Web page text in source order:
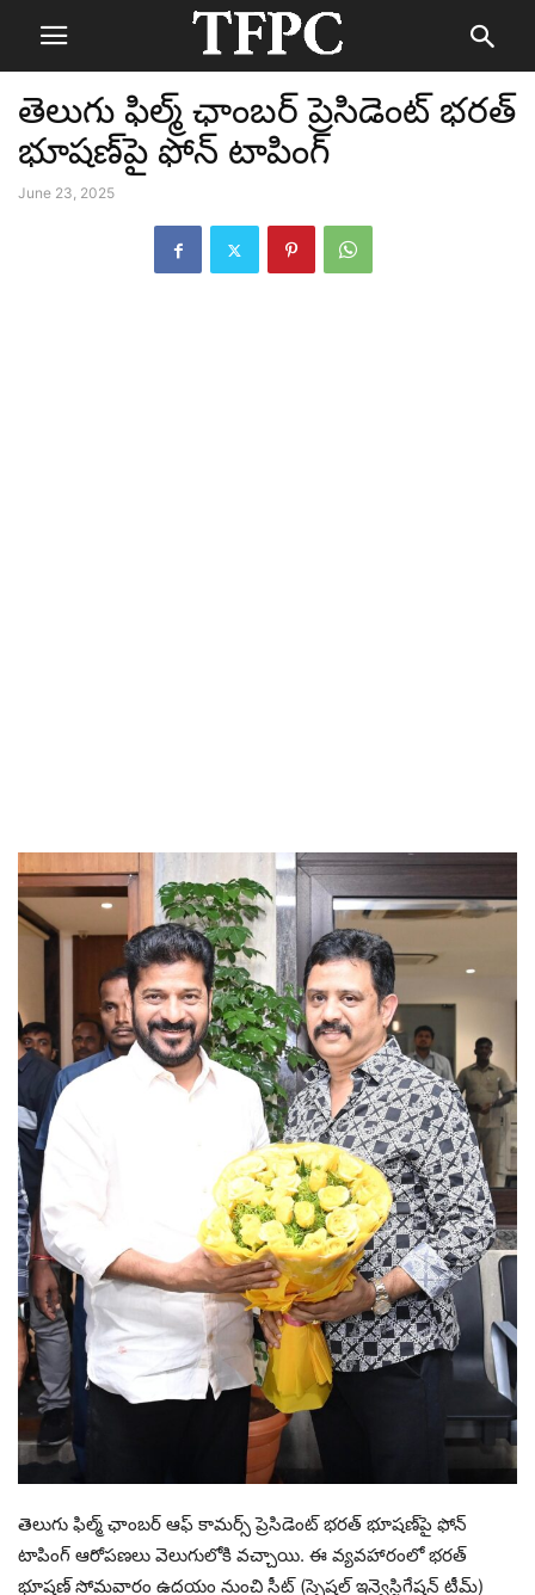
తెలుగు ఫిల్మ్ ఛాంబర్ ప్రెసిడెంట్ భరత్
భూషణ్‌పై ఫోన్ టాపింగ్
June 23, 2025
తెలుగు ఫిల్మ్ ఛాంబర్ ఆఫ్ కామర్స్ ప్రెసిడెంట్ భరత్ భూషణ్‌పై ఫోన్
టాపింగ్ ఆరోపణలు వెలుగులోకి వచ్చాయి. ఈ వ్యవహారంలో భరత్
భూషణ్ సోమవారం ఉదయం నుంచి సీట్ (స్పెషల్ ఇన్వెస్టిగేషన్ టీమ్)